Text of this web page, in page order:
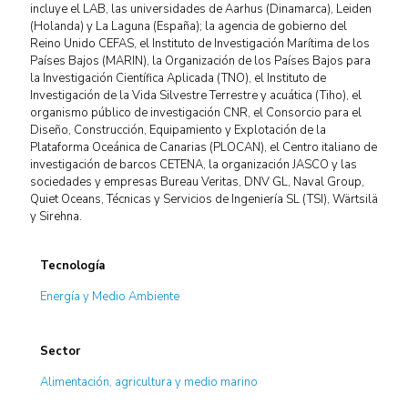
incluye el LAB, las universidades de Aarhus (Dinamarca), Leiden
(Holanda) y La Laguna (España); la agencia de gobierno del
Reino Unido CEFAS, el Instituto de Investigación Marítima de los
Países Bajos (MARIN), la Organización de los Países Bajos para
la Investigación Científica Aplicada (TNO), el Instituto de
Investigación de la Vida Silvestre Terrestre y acuática (Tiho), el
organismo público de investigación CNR, el Consorcio para el
Diseño, Construcción, Equipamiento y Explotación de la
Plataforma Oceánica de Canarias (PLOCAN), el Centro italiano de
investigación de barcos CETENA, la organización JASCO y las
sociedades y empresas Bureau Veritas, DNV GL, Naval Group,
Quiet Oceans, Técnicas y Servicios de Ingeniería SL (TSI), Wärtsilä
y Sirehna.
Tecnología
Energía y Medio Ambiente
Sector
Alimentación, agricultura y medio marino